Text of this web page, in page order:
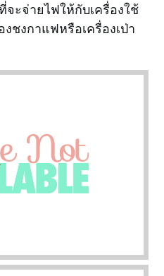
จะจ่ายไฟให้กับเครื่องใช้
งชงกาแฟหรือเครื่องเป่า